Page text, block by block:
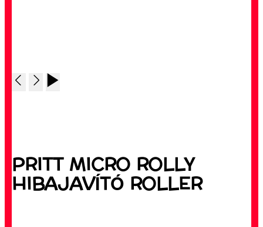
PRITT MICRO ROLLY
HIBAJAVÍTÓ ROLLER